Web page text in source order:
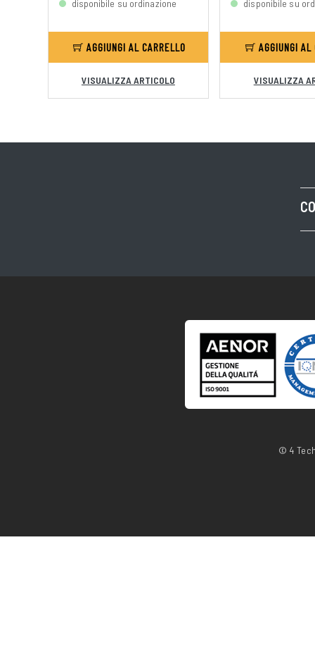
disponibile su ordinazione
AGGIUNGI AL CARRELLO
VISUALIZZA ARTICOLO
disponibile su
AGGIUNGI AL
VISUALIZZA
© 4